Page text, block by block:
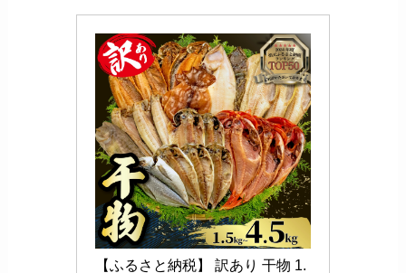
【ふるさと納税】 訳あり 干物 1.